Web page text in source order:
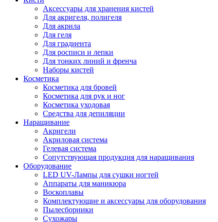
Аксессуары для хранения кистей
Для акригеля, полигеля
Для акрила
Для геля
Для градиента
Для росписи и лепки
Для тонких линий и френча
Наборы кистей
Косметика
Косметика для бровей
Косметика для рук и ног
Косметика уходовая
Средства для депиляции
Наращивание
Акригели
Акриловая система
Гелевая система
Сопутствующая продукция для наращивания
Оборудование
LED UV-Лампы для сушки ногтей
Аппараты для маникюра
Воскоплавы
Комплектующие и аксессуары для оборудования
Пылесборники
Сухожары